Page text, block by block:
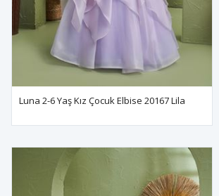
Luna 2-6 Yaş Kız Çocuk Elbise 20167 Lila